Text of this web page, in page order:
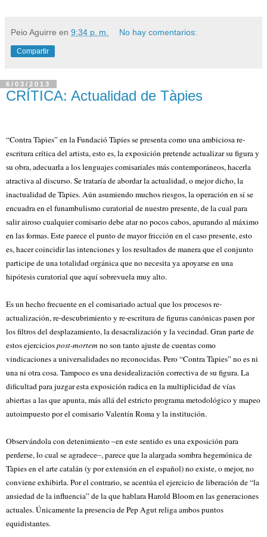
Peio Aguirre en 9:34 p. m. No hay comentarios:
Compartir
6/03/2013
CRÍTICA: Actualidad de Tàpies
“Contra Tàpies” en la Fundació Tàpies se presenta como una ambiciosa re-
escritura crítica del artista, esto es, la exposición pretende actualizar su figura y
su obra, adecuarla a los lenguajes comisariales más contemporáneos, hacerla
atractiva al discurso. Se trataría de abordar la actualidad, o mejor dicho, la
inactualidad de Tàpies. Aún asumiendo muchos riesgos, la operación en sí se
encuadra en el funambulismo curatorial de nuestro presente, de la cual para
salir airoso cualquier comisario debe atar no pocos cabos, apurando al máximo
en las formas. Este parece el punto de mayor fricción en el caso presente, esto
es, hacer coincidir las intenciones y los resultados de manera que el conjunto
participe de una totalidad orgánica que no necesita ya apoyarse en una
hipótesis curatorial que aquí sobrevuela muy alto.
Es un hecho frecuente en el comisariado actual que los procesos re-
actualización, re-descubrimiento y re-escritura de figuras canónicas pasen por
los filtros del desplazamiento, la desacralización y la vecindad. Gran parte de
estos ejerciciospost-mortemno son tanto ajuste de cuentas como
vindicaciones a universalidades no reconocidas. Pero “Contra Tàpies” no es ni
una ni otra cosa. Tampoco es una desidealización correctiva de su figura. La
dificultad para juzgar esta exposición radica en la multiplicidad de vías
abiertas a las que apunta, más allá del estricto programa metodológico y mapeo
autoimpuesto por el comisario Valentín Roma y la institución.
Observándola con detenimiento –en este sentido es una exposición para
perderse, lo cual se agradece–, parece que la alargada sombra hegemónica de
Tàpies en el arte catalán (y por extensión en el español) no existe, o mejor, no
conviene exhibirla. Por el contrario, se acentúa el ejercicio de liberación de “la
ansiedad de la influencia” de la que hablara Harold Bloom en las generaciones
actuales. Únicamente la presencia de Pep Agut religa ambos puntos
equidistantes.